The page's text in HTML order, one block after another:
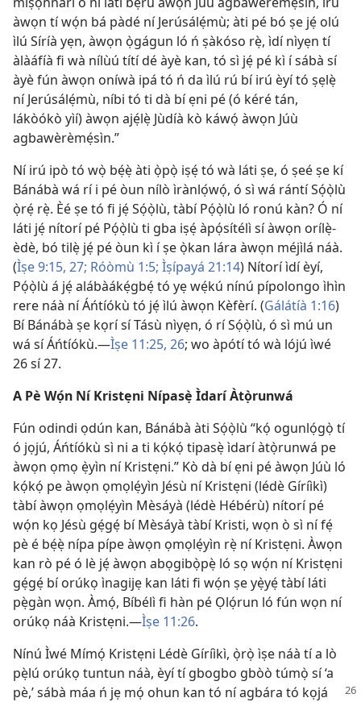
àwọn tí wọ́n bá pàdé ní Jerúsálẹ́mù; àti pé bó ṣe jẹ́ olú
ìlú Síríà yẹn, àwọn ọ̀gágun ló ń ṣàkóso rẹ̀, ìdí nìyẹn tí
àlàáfíà fi wà nílùú títí dé àyè kan, tó sì jẹ́ pé kì í sábà sí
àyè fún àwọn oníwà ipá tó ń da ìlú rú bí irú èyí tó ṣẹlẹ̀
ní Jerúsálẹ́mù, níbi tó ti dà bí ẹni pé (ó kéré tán,
lákòókò yìí) àwọn ajẹ́lẹ̀ Jùdíà kò káwọ́ àwọn Júù
agbawèrèmẹ́sìn.”
Ní irú ipò tó wọ̀ bẹ́ẹ̀ àti ọ̀pọ̀ iṣẹ́ tó wà láti ṣe, ó ṣeé ṣe kí
Bánábà wá rí i pé òun nílò ìrànlọ́wọ́, ó sì wá rántí Sọ́ọ̀lù
ọ̀rẹ́ rẹ̀. Èé ṣe tó fi jẹ́ Sọ́ọ̀lù, tàbí Pọ́ọ̀lù ló ronú kàn? Ó ní
láti jẹ́ nítorí pé Pọ́ọ̀lù ti gba iṣẹ́ àpọ́sítélì sí àwọn orílẹ̀-
èdè, bó tilẹ̀ jẹ́ pé òun kì í ṣe ọ̀kan lára àwọn méjìlá náà.
(Ìṣe 9:15, 27; Róòmù 1:5; Ìṣípayá 21:14) Nítorí ìdí èyí,
Pọ́ọ̀lù á jẹ́ alábàákẹ́gbẹ́ tó yẹ wẹ́kú nínú pípolongo ìhìn
rere náà ní Áńtíókù tó jẹ́ ìlú àwọn Kèfèrí. (Gálátíà 1:16)
Bí Bánábà ṣe kọrí sí Tásù nìyẹn, ó rí Sọ́ọ̀lù, ó sì mú un
wá sí Áńtíókù.—Ìṣe 11:25, 26; wo àpótí tó wà lójú ìwé
26 sí 27.
A Pè Wọ́n Ní Kristẹni Nípasẹ̀ Ìdarí Àtọ̀runwá
Fún odindi ọdún kan, Bánábà àti Sọ́ọ̀lù “kọ́ ogunlọ́gọ̀ tí
ó jọjú, Áńtíókù sì ni a ti kọ́kọ́ tipasẹ̀ ìdarí àtọ̀runwá pe
àwọn ọmọ ẹ̀yìn ní Kristẹni.” Kò dà bí ẹni pé àwọn Júù ló
kọ́kọ́ pe àwọn ọmọlẹ́yìn Jésù ní Kristẹni (lédè Gíríìkì)
tàbí àwọn ọmọlẹ́yìn Mèsáyà (lédè Hébérù) nítorí pé
wọ́n kọ Jésù gẹ́gẹ́ bí Mèsáyà tàbí Kristi, wọn ò sì ní fẹ́
pè é bẹ́ẹ̀ nípa pípe àwọn ọmọlẹ́yìn rẹ̀ ní Kristẹni. Àwọn
kan rò pé ó lè jẹ́ àwọn abọgibọ̀pẹ̀ ló sọ wọ́n ní Kristẹni
gẹ́gẹ́ bí orúkọ ìnagijẹ kan láti fi wọ́n ṣe yẹ̀yẹ́ tàbí láti
pẹ̀gàn wọn. Àmọ́, Bíbélì fi hàn pé Ọlọ́run ló fún wọn ní
orúkọ náà Kristẹni.—Ìṣe 11:26.
Nínú Ìwé Mímọ́ Kristẹni Lédè Gíríìkì, ọ̀rọ̀ ìṣe náà tí a lò
pẹ̀lú orúkọ tuntun náà, èyí tí gbogbo gbòò túmọ̀ sí ‘a
pè,’ sábà máa ń jẹ mọ́ ohun kan tó ní agbára tó kọjá